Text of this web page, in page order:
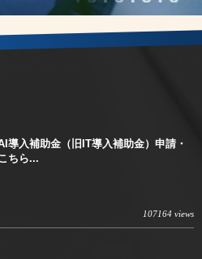
導入補助金（旧IT導入補助金）申請・
ちら...
107164 views